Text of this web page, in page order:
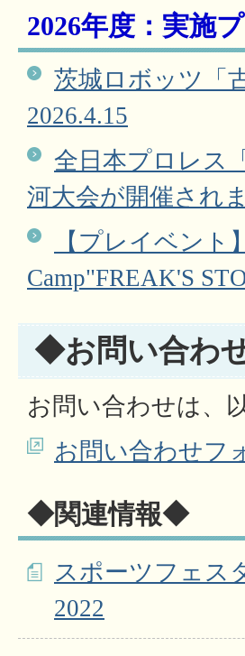
2026年度：実施
茨城ロボッツ「
2026.4.15
全日本プロレス
河大会が開催され
【プレイベン
Camp"FREAK'S
◆お問い合わ
お問い合わせは、
お問い合わせフ
◆関連情報◆
スポーツフェス
2022